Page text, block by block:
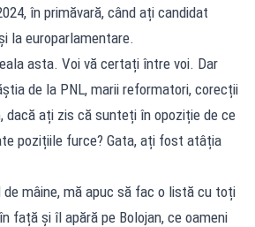
în primăvară, când ați candidat
la europarlamentare.
asta. Voi vă certați între voi. Dar
de la PNL, marii reformatori, corecții
dacă ați zis că sunteți în opoziție de ce
pozițiile furce? Gata, ați fost atâția
de mâine, mă apuc să fac o listă cu toți
față și îl apără pe Bolojan, ce oameni